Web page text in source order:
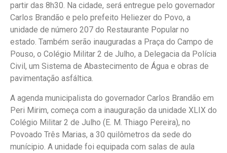
partir das 8h30. Na cidade, será entregue pelo governador
Carlos Brandão e pelo prefeito Heliezer do Povo, a
unidade de número 207 do Restaurante Popular no
estado. Também serão inauguradas a Praça do Campo de
Pouso, o Colégio Militar 2 de Julho, a Delegacia da Polícia
Civil, um Sistema de Abastecimento de Água e obras de
pavimentação asfáltica.
A agenda municipalista do governador Carlos Brandão em
Peri Mirim, começa com a inauguração da unidade XLIX do
Colégio Militar 2 de Julho (E. M. Thiago Pereira), no
Povoado Três Marias, a 30 quilômetros da sede do
munícipio. A unidade foi equipada com salas de aula